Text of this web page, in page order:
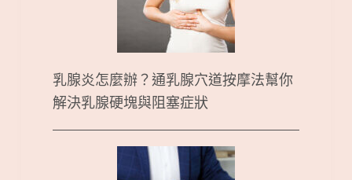
乳腺炎怎麼辦？通乳腺穴道按摩法幫你
解決乳腺硬塊與阻塞症狀